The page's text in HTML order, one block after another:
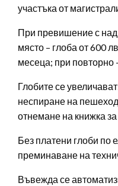
участъка от
При превишение с
място – глоба от 600
месеца; при повторно
Глобите се
неспиране на
отнемане на книжка
Без платени глоби по
преминаване на
Въвежда се